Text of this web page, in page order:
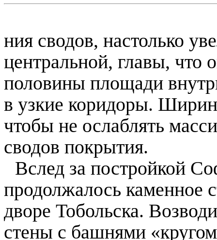
ния сводов, настолько
центральной, главы, что
половины площади
в узкие коридоры.
чтобы не ослаблять
сводов покрытия.
Вслед за постройкой
продолжалось каменное
дворе Тобольска.
стены с башнями